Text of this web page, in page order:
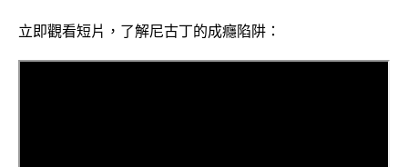
立即觀看短片，了解尼古丁的成癮陷阱：